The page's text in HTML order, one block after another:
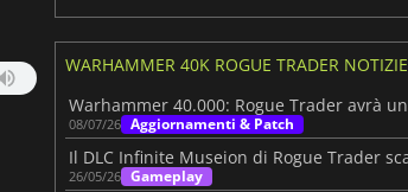
WARHAMMER 40K ROGUE TRADER NOTIZIE
08/07/26 Aggiornamenti & Patch
26/05/26 Gameplay